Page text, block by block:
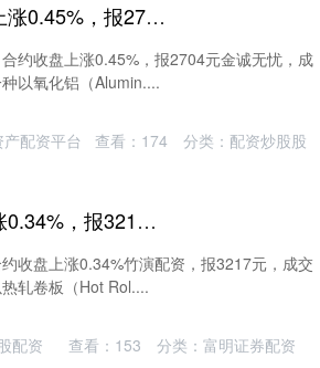
金诚无忧 5月7日氧化铝期货收盘上涨0.45%，报2704元
约收盘上涨0.45%，报2704元金诚无忧，成
以氧化铝（Alumin....
配资平台 查看： 174 分类： 配资炒股股
竹演配资 5月7日热卷期货收盘上涨0.34%，报3217元
收盘上涨0.34%竹演配资，报3217元，成交
轧卷板（Hot Rol....
配资 查看： 153 分类： 富明证券配资